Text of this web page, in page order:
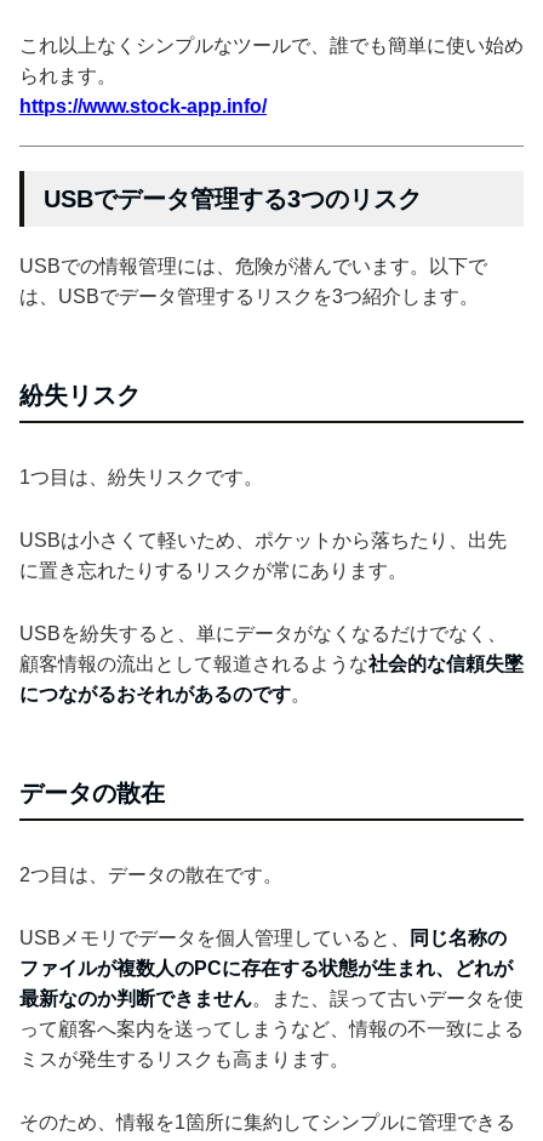
これ以上なくシンプルなツールで、誰でも簡単に使い始め
られます。
https://www.stock-app.info/
USBでデータ管理する3つのリスク
USBでの情報管理には、危険が潜んでいます。以下で
は、USBでデータ管理するリスクを3つ紹介します。
紛失リスク
1つ目は、紛失リスクです。
USBは小さくて軽いため、ポケットから落ちたり、出先
に置き忘れたりするリスクが常にあります。
USBを紛失すると、単にデータがなくなるだけでなく、
顧客情報の流出として報道されるような社会的な信頼失墜
につながるおそれがあるのです。
データの散在
2つ目は、データの散在です。
USBメモリでデータを個人管理していると、
同じ名称の
ファイルが複数人のPCに存在する状態が生まれ、どれが
最新なのか判断できません。また、誤って古いデータを使
って顧客へ案内を送ってしまうなど、情報の不一致による
ミスが発生するリスクも高まります。
そのため、情報を1箇所に集約してシンプルに管理できる